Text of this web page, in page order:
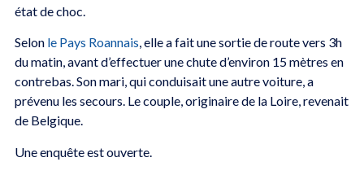
état de choc.
Selon le Pays Roannais, elle a fait une sortie de route vers 3h
du matin, avant d’effectuer une chute d’environ 15 mètres en
contrebas. Son mari, qui conduisait une autre voiture, a
prévenu les secours. Le couple, originaire de la Loire, revenait
de Belgique.
Une enquête est ouverte.